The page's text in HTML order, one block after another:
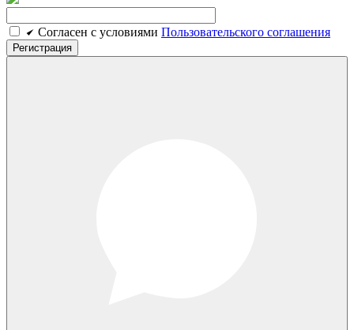
Cогласен c условиями Пользовательского соглашения